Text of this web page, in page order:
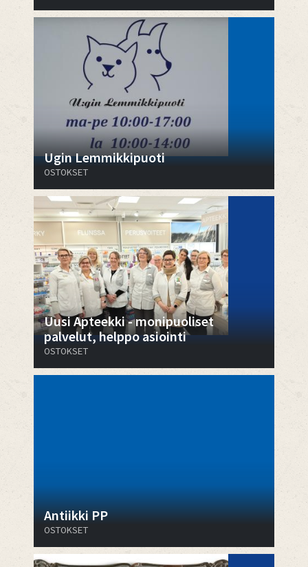
Ugin Lemmikkipuoti
OSTOKSET
Uusi Apteekki - monipuoliset
palvelut, helppo asiointi
OSTOKSET
Antiikki PP
OSTOKSET